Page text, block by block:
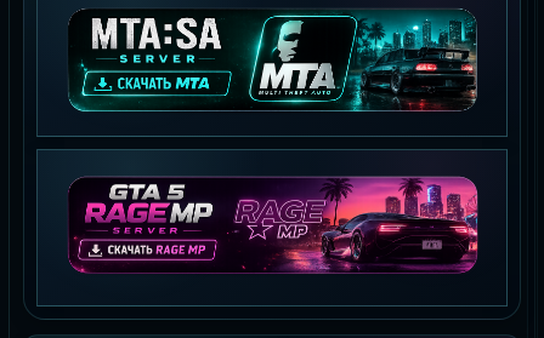
MTA:SA SERVER
СКАЧАТЬ MTA
GTA 5 RAGE MP